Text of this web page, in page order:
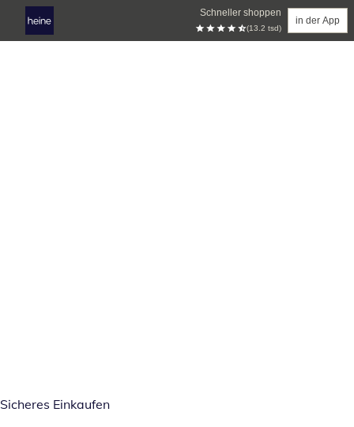
Schneller shoppen
(13.2 tsd)
in der App
Sicheres Einkaufen